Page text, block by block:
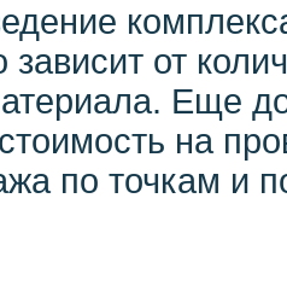
от
Еще
на
по точкам и